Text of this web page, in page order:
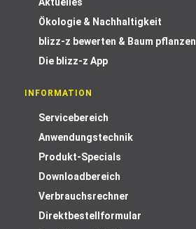
Ökologie & Nachhaltigkeit
blizz-z bewerten & Baum pflanzen
Die blizz-z App
INFORMATION
Servicebereich
Anwendungstechnik
Produkt-Specials
Downloadbereich
Verbrauchsrechner
Direktbestellformular